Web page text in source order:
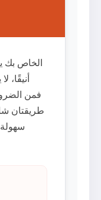
أنيقًا،
فمن
طريقتان
سهولة